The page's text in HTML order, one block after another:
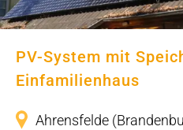
PV-System mit
Einfamilienhaus
Ahrensfelde